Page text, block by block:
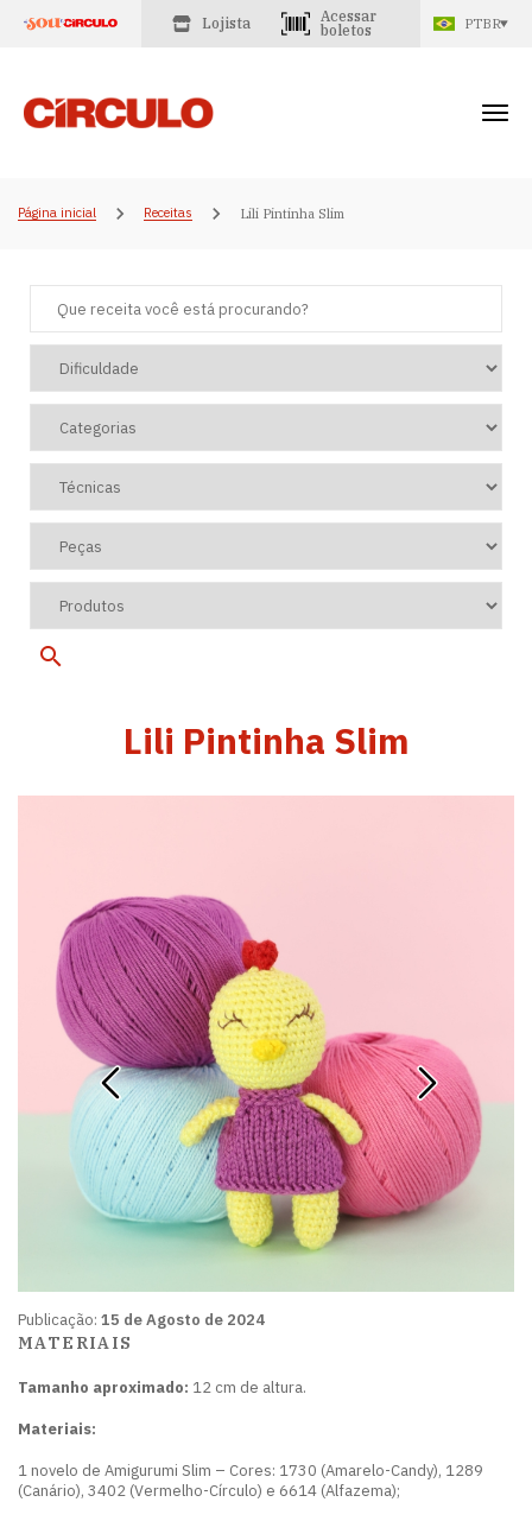
Lojista
Acessar
boletos
PTBR
Página inicial Receitas Lili Pintinha Slim
Lili Pintinha Slim
Publicação: 15 de Agosto de 2024
MATERIAIS
Tamanho aproximado: 12 cm de altura.
Materiais:
1 novelo de Amigurumi Slim – Cores: 1730 (Amarelo-Candy), 1289
(Canário), 3402 (Vermelho-Círculo) e 6614 (Alfazema);